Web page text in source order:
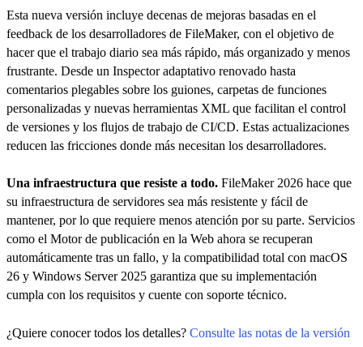
Esta nueva versión incluye decenas de mejoras basadas en el
feedback de los desarrolladores de FileMaker, con el objetivo de
hacer que el trabajo diario sea más rápido, más organizado y menos
frustrante. Desde un Inspector adaptativo renovado hasta
comentarios plegables sobre los guiones, carpetas de funciones
personalizadas y nuevas herramientas XML que facilitan el control
de versiones y los flujos de trabajo de CI/CD. Estas actualizaciones
reducen las fricciones donde más necesitan los desarrolladores.
Una infraestructura que resiste a todo. FileMaker 2026 hace que
su infraestructura de servidores sea más resistente y fácil de
mantener, por lo que requiere menos atención por su parte. Servicios
como el Motor de publicación en la Web ahora se recuperan
automáticamente tras un fallo, y la compatibilidad total con macOS
26 y Windows Server 2025 garantiza que su implementación
cumpla con los requisitos y cuente con soporte técnico.
¿Quiere conocer todos los detalles? Consulte las notas de la versión